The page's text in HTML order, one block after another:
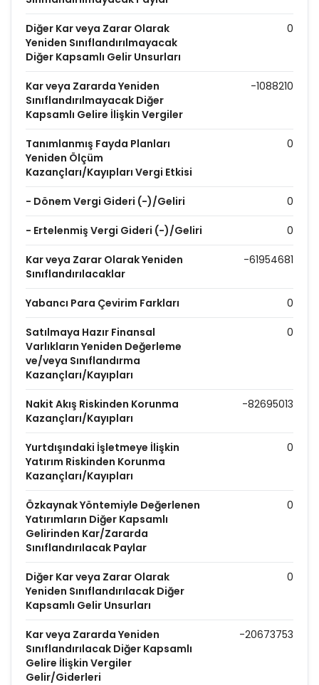
Diğer Kar veya Zarar Olarak
Yeniden Sınıflandırılmayacak
Diğer Kapsamlı Gelir Unsurları
0
Kar veya Zararda Yeniden
Sınıflandırılmayacak Diğer
Kapsamlı Gelire İlişkin Vergiler
-1088210
Tanımlanmış Fayda Planları
Yeniden Ölçüm
Kazançları/Kayıpları Vergi Etkisi
0
- Dönem Vergi Gideri (-)/Geliri 0
- Ertelenmiş Vergi Gideri (-)/Geliri 0
Kar veya Zarar Olarak Yeniden
Sınıflandırılacaklar
-61954681
Yabancı Para Çevirim Farkları 0
Satılmaya Hazır Finansal
Varlıkların Yeniden Değerleme
ve/veya Sınıflandırma
Kazançları/Kayıpları
0
Nakit Akış Riskinden Korunma
Kazançları/Kayıpları
-82695013
Yurtdışındaki İşletmeye İlişkin
Yatırım Riskinden Korunma
Kazançları/Kayıpları
0
Özkaynak Yöntemiyle Değerlenen
Yatırımların Diğer Kapsamlı
Gelirinden Kar/Zararda
Sınıflandırılacak Paylar
0
Diğer Kar veya Zarar Olarak
Yeniden Sınıflandırılacak Diğer
Kapsamlı Gelir Unsurları
0
Kar veya Zararda Yeniden
Sınıflandırılacak Diğer Kapsamlı
Gelire İlişkin Vergiler
Gelir/Giderleri
-20673753